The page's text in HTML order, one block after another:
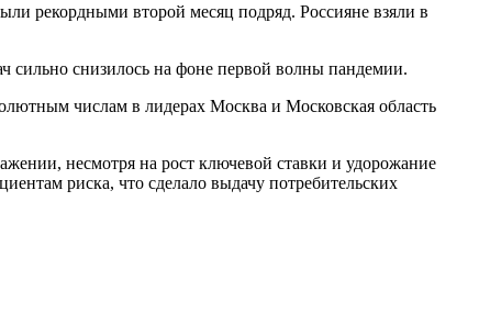
рекордными второй месяц подряд. Россияне взяли в
сильно снизилось на фоне первой волны пандемии.
числам в лидерах Москва и Московская область
несмотря на рост ключевой ставки и удорожание
риска, что сделало выдачу потребительских